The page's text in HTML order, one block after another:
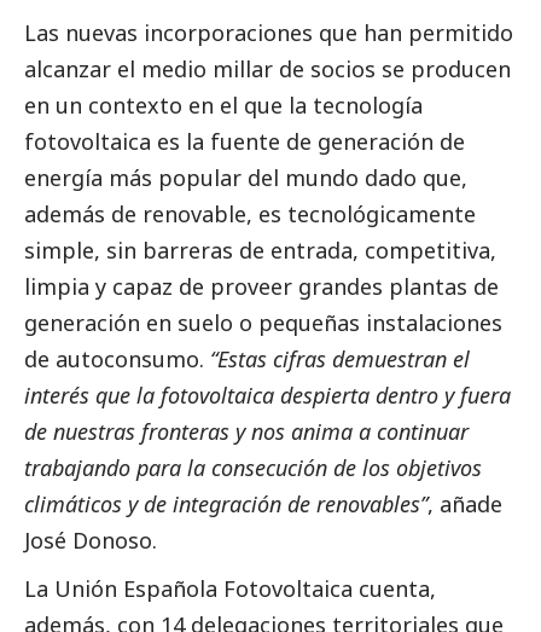
Las nuevas incorporaciones que han permitido
alcanzar el medio millar de socios se producen
en un contexto en el que la tecnología
fotovoltaica es la fuente de generación de
energía más popular del mundo dado que,
además de renovable, es tecnológicamente
simple, sin barreras de entrada, competitiva,
limpia y capaz de proveer grandes plantas de
generación en suelo o pequeñas instalaciones
de autoconsumo. “Estas cifras demuestran el
interés que la fotovoltaica despierta dentro y fuera
de nuestras fronteras y nos anima a continuar
trabajando para la consecución de los objetivos
climáticos y de integración de renovables”, añade
José Donoso.
La Unión Española Fotovoltaica cuenta,
además, con 14 delegaciones territoriales que